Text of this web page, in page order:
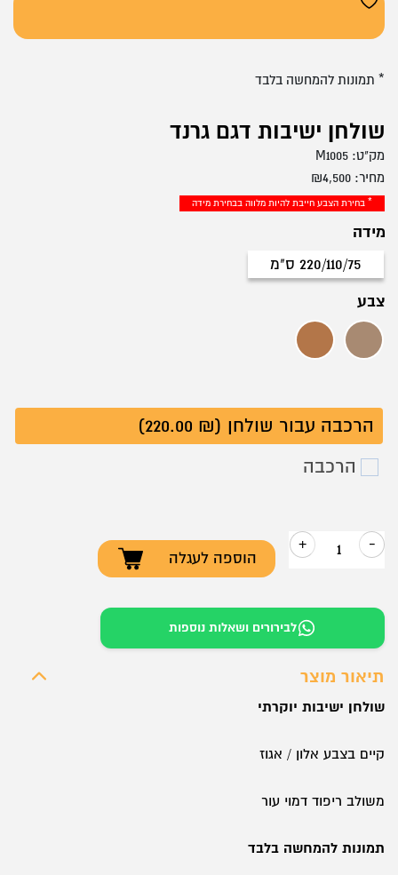
שולחן ישיבות דגם גרנד
מחיר: ₪4,500
* בחירת הצבע חייבת להיות מלווה בבחירת מידה
מידה
220/110/75 ס"מ220/110/75 ס"מ
צבע
אגוז (פארוק)אלון (אטלנטיק)
הרכבה עבור שולחן (₪ 220.00)
הרכבה
-
כמות
שולחן
ישיבות
דגם
+
הוספה לעגלה
מק"ט: M1005
לבירורים ושאלות נוספות
תיאור מוצר
שולחן ישיבות יוקרתי
קיים בצבע אלון / אגוז
משולב ריפוד דמוי עור
תמונות להמחשה בלבד
* תמונות להמחשה בלבד